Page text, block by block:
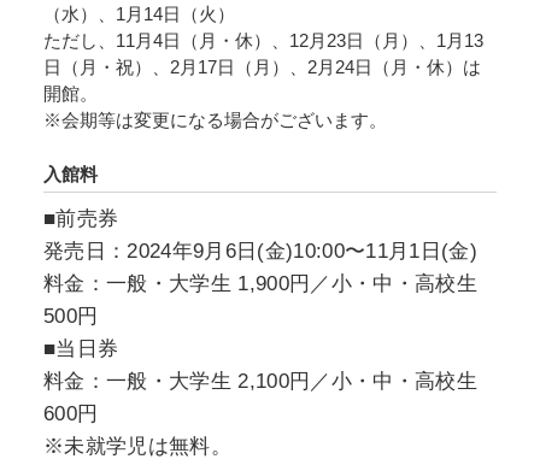
圧倒的な標本数と大迫力の展示を通し、鳥類の
魅力を思う存分お楽しみください。
（水）、1月14日（火）
ただし、11月4日（月・休）、12月23日（月）、1月13
日（月・祝）、2月17日（月）、2月24日（月・休）は
開館。
※会期等は変更になる場合がございます。
入館料
■前売券
発売日：2024年9月6日(金)10:00〜11月1日(金)
料金：一般・大学生 1,900円／小・中・高校生
500円
■当日券
料金：一般・大学生 2,100円／小・中・高校生
600円
※未就学児は無料。